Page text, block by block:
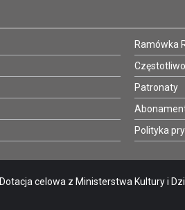
Ramówka
Patronaty
Polityka
Dotacja celowa z Ministerstwa Kultury i